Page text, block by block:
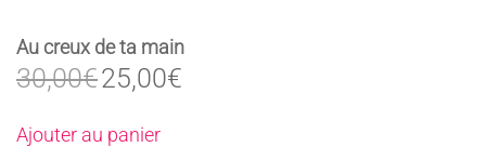
Au creux de ta main
30,00€ Le
prix
était :
25,00€
Ajouter au panier